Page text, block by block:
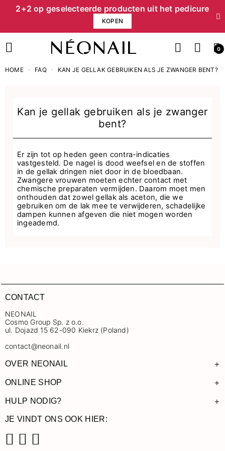
2+2 op geselecteerde producten uit het pedicure
KOPEN
0
HOME FAQ KAN JE GELLAK GEBRUIKEN ALS JE ZWANGER BENT?
Kan je gellak gebruiken als je zwanger
bent?
Er zijn tot op heden geen contra-indicaties
vastgesteld. De nagel is dood weefsel en de stoffen
in de gellak dringen niet door in de bloedbaan.
Zwangere vrouwen moeten echter contact met
chemische preparaten vermijden. Daarom moet men
onthouden dat zowel gellak als aceton, die we
gebruiken om de lak mee te verwijderen, schadelijke
dampen kunnen afgeven die niet mogen worden
ingeademd.
CONTACT
NEONAIL
Cosmo Group Sp. z o.o.
ul. Dojazd 15 62-090 Kiekrz (Poland)
contact@neonail.nl
OVER NEONAIL +
ONLINE SHOP +
HULP NODIG? +
JE VINDT ONS OOK HIER: